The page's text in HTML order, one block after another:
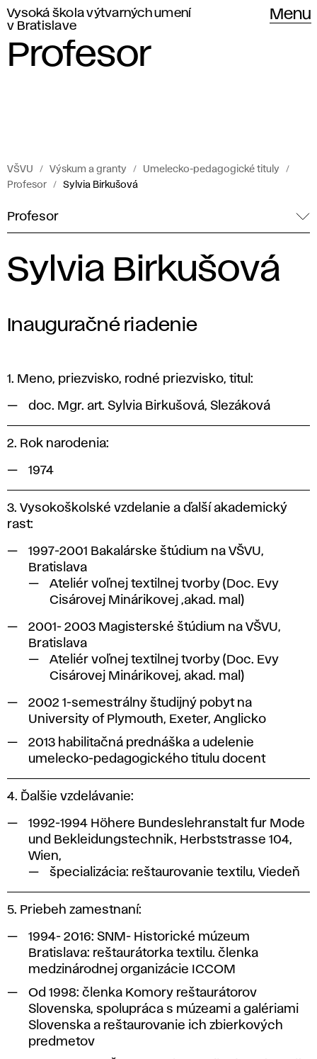
Vysoká škola výtvarných umení
v Bratislave
Menu
Profesor
VŠVU Výskum a granty
Umelecko-pedagogické tituly
Profesor
Sylvia Birkušová
Profesor
Sylvia Birkušová
Inauguračné riadenie
1. Meno, priezvisko, rodné priezvisko, titul:
doc. Mgr. art. Sylvia Birkušová, Slezáková
2. Rok narodenia:
1974
3. Vysokoškolské vzdelanie a ďalší akademický
rast:
1997-2001 Bakalárske štúdium na VŠVU,
Bratislava
Ateliér voľnej textilnej tvorby (Doc. Evy
Cisárovej Minárikovej ,akad. mal)
2001- 2003 Magisterské štúdium na VŠVU,
Bratislava
Ateliér voľnej textilnej tvorby (Doc. Evy
Cisárovej Minárikovej, akad. mal)
2002 1-semestrálny študijný pobyt na
University of Plymouth, Exeter, Anglicko
2013 habilitačná prednáška a udelenie
umelecko-pedagogického titulu docent
4. Ďalšie vzdelávanie:
1992-1994 Höhere Bundeslehranstalt fur Mode
und Bekleidungstechnik, Herbststrasse 104,
Wien,
špecializácia: reštaurovanie textilu, Viedeň
5. Priebeh zamestnaní:
1994- 2016: SNM- Historické múzeum
Bratislava: reštaurátorka textilu. členka
medzinárodnej organizácie ICCOM
Od 1998: členka Komory reštaurátorov
Slovenska, spolupráca s múzeami a galériami
Slovenska a reštaurovanie ich zbierkových
predmetov